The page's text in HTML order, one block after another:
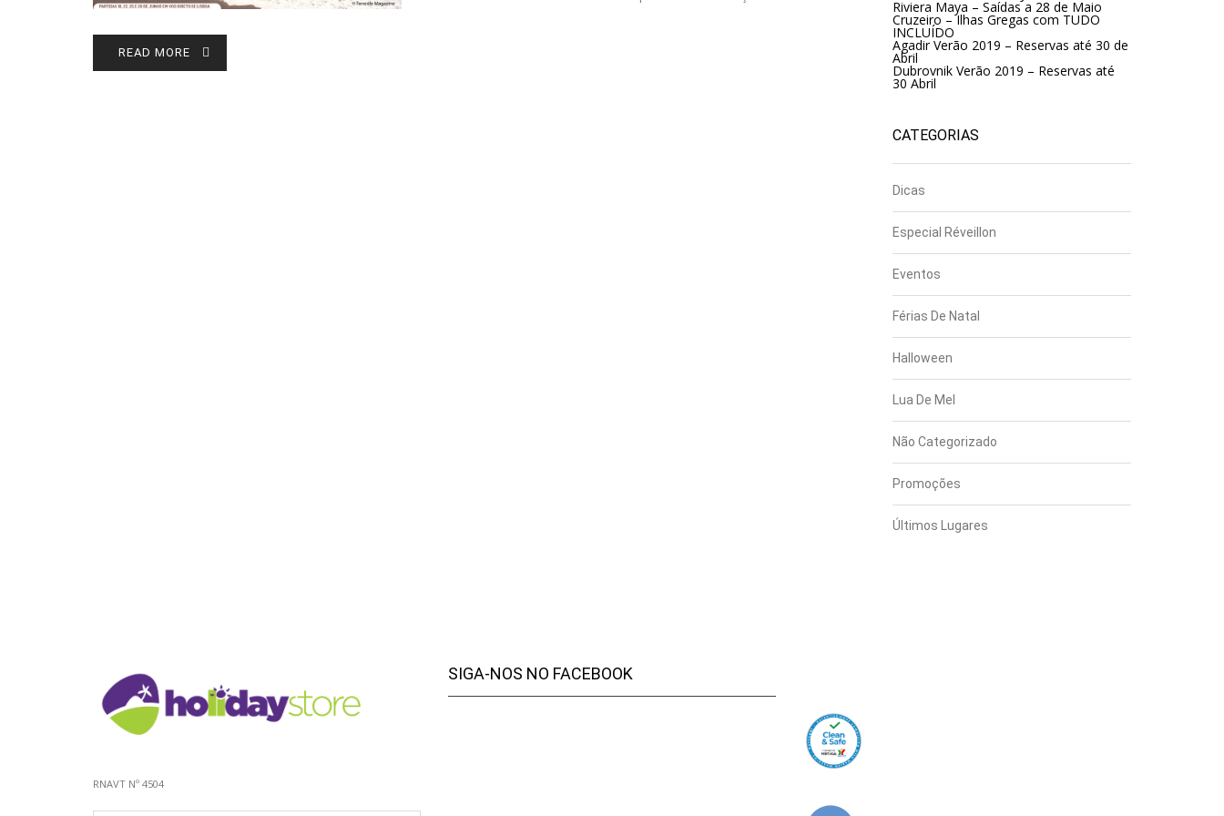
READ MORE
Riviera Maya – Saídas a 28 de Maio
Cruzeiro – Ilhas Gregas com TUDO
INCLUÍDO
Agadir Verão 2019 – Reservas até 30 de
Abril
Dubrovnik Verão 2019 – Reservas até
30 Abril
CATEGORIAS
Dicas
Especial Réveillon
Eventos
Férias De Natal
Halloween
Lua De Mel
Não Categorizado
Promoções
Últimos Lugares
RNAVT Nº 4504
SIGA-NOS NO FACEBOOK